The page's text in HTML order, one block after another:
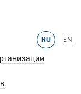
RU EN